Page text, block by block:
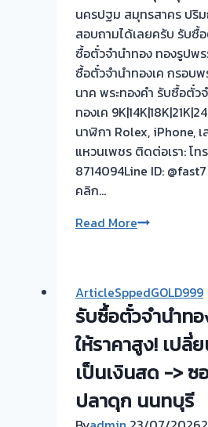
นครปฐม สมุทรสาคร ปริ
สอบถามได้เลยครับ รับซื้
ซื้อตั๋วจำนำทอง ทองรูปพ
ซื้อตั๋วจำนำทองเค กรอบ
นาค พระทองคำ รับซื้อตั๋ว
ทองเค
นาฬิกา Rolex, iPhone,
แหวนเพชร ติดต่อเรา: โ
8714094Line ID:
คลิก…
Read Moreรับ
ทอง
ยินดี
บริการ
รับ
ไถ่ถอน
ถึง
ArticleSppedGOLD999
รับซื้อตั๋วจำนำท
ให้ราคาสูง! เปลี่
เป็นเงินสด -> ซ
ปลาดุก นนทบุรี